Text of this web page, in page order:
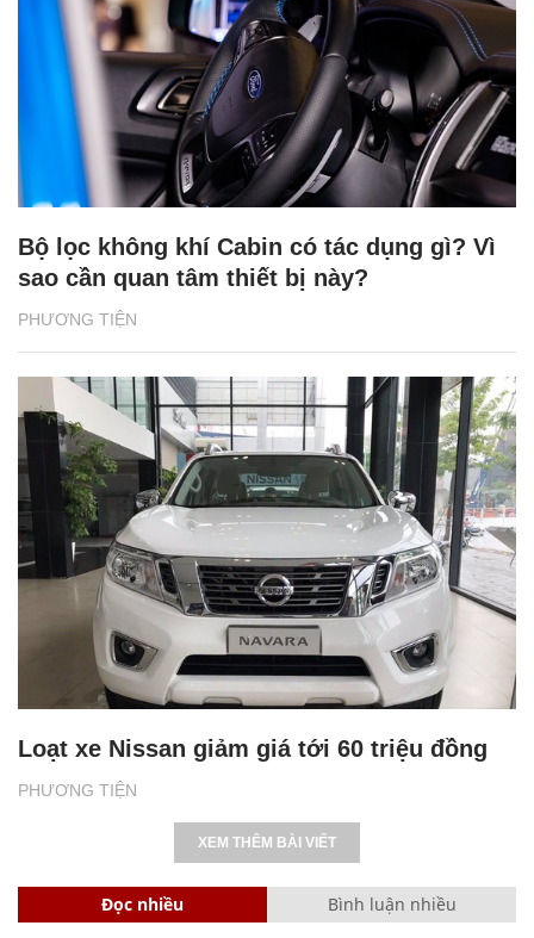
PHƯƠNG TIỆN
Bộ lọc không khí Cabin có tác dụng gì? Vì
sao cần quan tâm thiết bị này?
PHƯƠNG TIỆN
Loạt xe Nissan giảm giá tới 60 triệu đồng
XEM THÊM BÀI VIẾT
Đọc nhiều Bình luận nhiều